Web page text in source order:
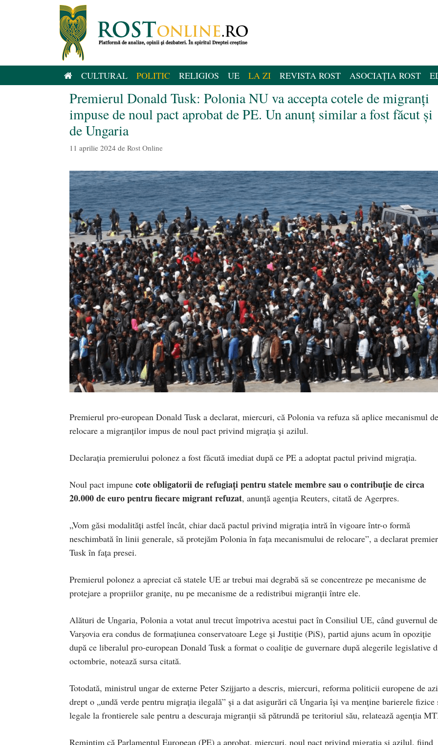
CULTURAL POLITIC RELIGIOS UE LA ZI REVISTA ROST ASOCIAȚIA ROST
Premierul Donald Tusk: Polonia NU va accepta cotele de migranți
impuse de noul pact aprobat de PE. Un anunț similar a fost făcut și
de Ungaria
11 aprilie 2024 de Rost Online
Premierul pro-european Donald Tusk a declarat, miercuri, că Polonia va refuza să aplice mecanismul de
relocare a migranților impus de noul pact privind migrația și azilul.
Declarația premierului polonez a fost făcută imediat după ce PE a adoptat pactul privind migrația.
Noul pact impune cote obligatorii de refugiaţi pentru statele membre sau o contribuţie de circa
20.000 de euro pentru fiecare migrant refuzat, anunță agenția Reuters, citată de Agerpres.
„Vom găsi modalităţi astfel încât, chiar dacă pactul privind migraţia intră în vigoare într-o formă
neschimbată în linii generale, să protejăm Polonia în faţa mecanismului de relocare”, a declarat
Tusk în faţa presei.
Premierul polonez a apreciat că statele UE ar trebui mai degrabă să se concentreze pe mecanisme de
protejare a propriilor graniţe, nu pe mecanisme de a redistribui migranţii între ele.
Alături de Ungaria, Polonia a votat anul trecut împotriva acestui pact în Consiliul UE, când guvernul
Varşovia era condus de formaţiunea conservatoare Lege şi Justiţie (PiS), partid ajuns acum în opoziţie
după ce liberalul pro-european Donald Tusk a format o coaliţie de guvernare după alegerile legislative
octombrie, notează sursa citată.
Totodată, ministrul ungar de externe Peter Szijjarto a descris, miercuri, reforma politicii europene de
drept o „undă verde pentru migraţia ilegală” şi a dat asigurări că Ungaria îşi va menţine barierele fizice
legale la frontierele sale pentru a descuraja migranţii să pătrundă pe teritoriul său, relatează agenţia
Remintim că Parlamentul European (PE) a aprobat, miercuri, noul pact privind migrația și azilul, fiind